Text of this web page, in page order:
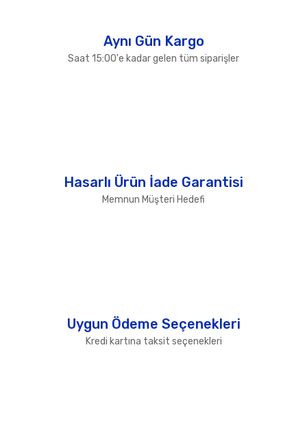
Aynı Gün Kargo
Saat 15:00'e kadar gelen tüm siparişler
Hasarlı Ürün İade Garantisi
Memnun Müşteri Hedefi
Uygun Ödeme Seçenekleri
Kredi kartına taksit seçenekleri